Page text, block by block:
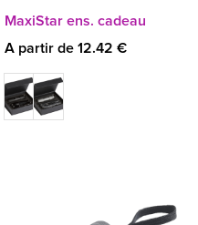
MaxiStar ens. cadeau
A partir de 12.42 €